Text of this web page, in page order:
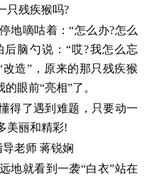
只残疾猴吗?
地嘀咕着：“怎么办?怎么
脑勺说：“哎?我怎么忘
造”，原来的那只残疾猴
眼前“亮相”了。
得了遇到难题，只要动一
美丽和精彩!
老师 蒋锐娴
地就看到一袭“白衣”站在